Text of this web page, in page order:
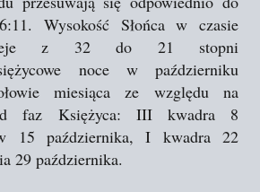
Wysokość Słońca w czasie
z 32 do 21 stopni
noce w październiku
miesiąca ze względu na
faz Księżyca: III kwadra 8
15 października, I kwadra 22
29 października.